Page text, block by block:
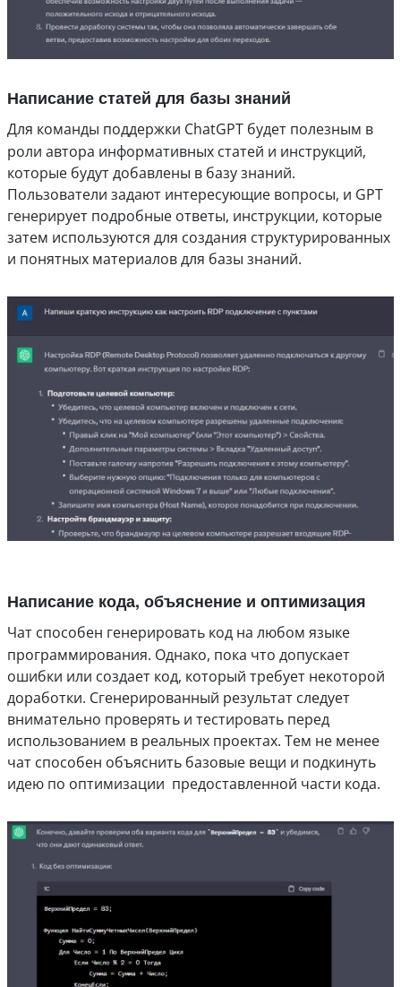
Написание статей для базы знаний
Для команды поддержки ChatGPT будет полезным в
роли автора информативных статей и инструкций,
которые будут добавлены в базу знаний.
Пользователи задают интересующие вопросы, и GPT
генерирует подробные ответы, инструкции, которые
затем используются для создания структурированных
и понятных материалов для базы знаний.
Написание кода, объяснение и оптимизация
Чат способен генерировать код на любом языке
программирования. Однако, пока что допускает
ошибки или создает код, который требует некоторой
доработки. Сгенерированный результат следует
внимательно проверять и тестировать перед
использованием в реальных проектах. Тем не менее
чат способен объяснить базовые вещи и подкинуть
идею по оптимизации предоставленной части кода.